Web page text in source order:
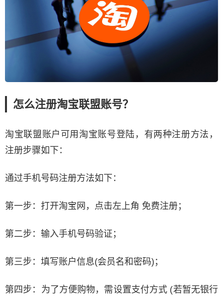
怎么注册淘宝联盟账号？
淘宝联盟账户可用淘宝账号登陆，有两种注册方法，
注册步骤如下：
通过手机号码注册方法如下：
第一步：打开淘宝网，点击左上角 免费注册；
第二步：输入手机号码验证；
第三步：填写账户信息(会员名和密码)；
第四步：为了方便购物，需设置支付方式 (若暂无银行